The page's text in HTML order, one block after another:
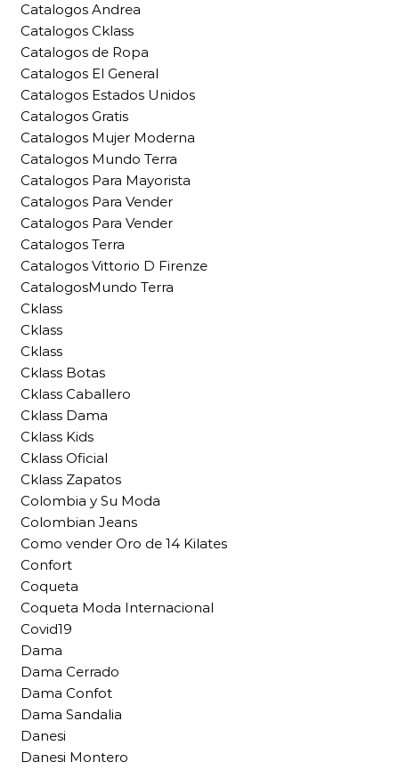
Catalogos Andrea
Catalogos Cklass
Catalogos de Ropa
Catalogos El General
Catalogos Estados Unidos
Catalogos Gratis
Catalogos Mujer Moderna
Catalogos Mundo Terra
Catalogos Para Mayorista
Catalogos Para Vender
Catalogos Para Vender
Catalogos Terra
Catalogos Vittorio D Firenze
CatalogosMundo Terra
Cklass
Cklass
Cklass
Cklass Botas
Cklass Caballero
Cklass Dama
Cklass Kids
Cklass Oficial
Cklass Zapatos
Colombia y Su Moda
Colombian Jeans
Como vender Oro de 14 Kilates
Confort
Coqueta
Coqueta Moda Internacional
Covid19
Dama
Dama Cerrado
Dama Confot
Dama Sandalia
Danesi
Danesi Montero